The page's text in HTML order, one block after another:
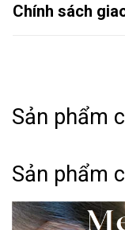
➤ Tên hàng hóa:
cấp kết hợp ngọc
trọng VV138
Chính sách
Sản phẩm
Sản phẩm